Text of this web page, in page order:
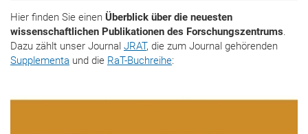
Hier finden Sie einen Überblick über die neuesten
wissenschaftlichen Publikationen des Forschungszentrums.
Dazu zählt unser Journal JRAT, die zum Journal gehörenden
Supplementa und die RaT-Buchreihe: